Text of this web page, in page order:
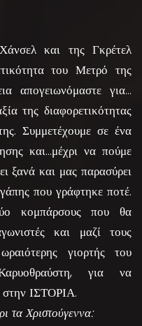
και της Γκρέτελ
του Μετρό της
απογειωνόμαστε για…
της διαφορετικότητας
Συμμετέχουμε σε ένα
και…μέχρι να πούμε
ξανά και μας παρασύρει
που γράφτηκε ποτέ.
κομπάρσους που θα
και μαζί τους
γιορτής του
για να
στην ΙΣΤΟΡΙΑ.
τα Χριστούγεννα: